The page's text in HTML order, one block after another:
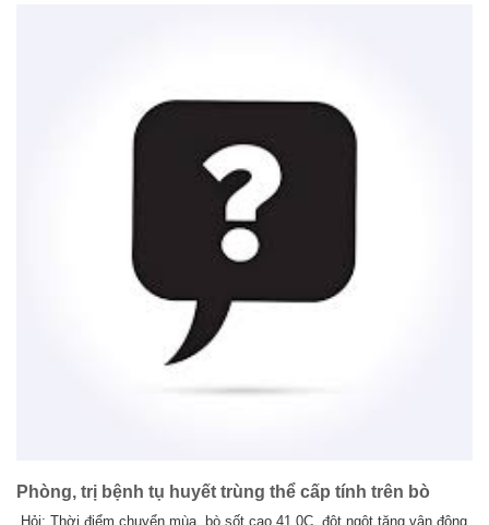
Phòng, trị bệnh tụ huyết trùng thể cấp tính trên bò
Hỏi: Thời điểm chuyển mùa, bò sốt cao 41 0C, đột ngột tăng vận động,